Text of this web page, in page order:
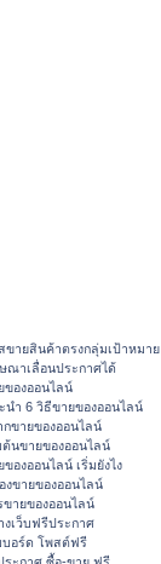
ขายสินค้าตรงกลุ่มเป้าหมาย
ณาเลื่อนประกาศได้
ของออนไลน์
นำ 6 วิธีขายของออนไลน์
กขายของออนไลน์
ต้นขายของออนไลน์
ของออนไลน์ เริ่มยังไง
งขายของออนไลน์
ขายของออนไลน์
งเว็บฟรีประกาศ
บอร์ด โพสต์ฟรี